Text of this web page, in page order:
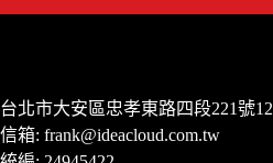
台北市大安區忠孝東路四段221號
信箱: frank@ideacloud.com.tw